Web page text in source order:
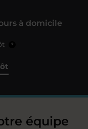
à domicile
?
équipe